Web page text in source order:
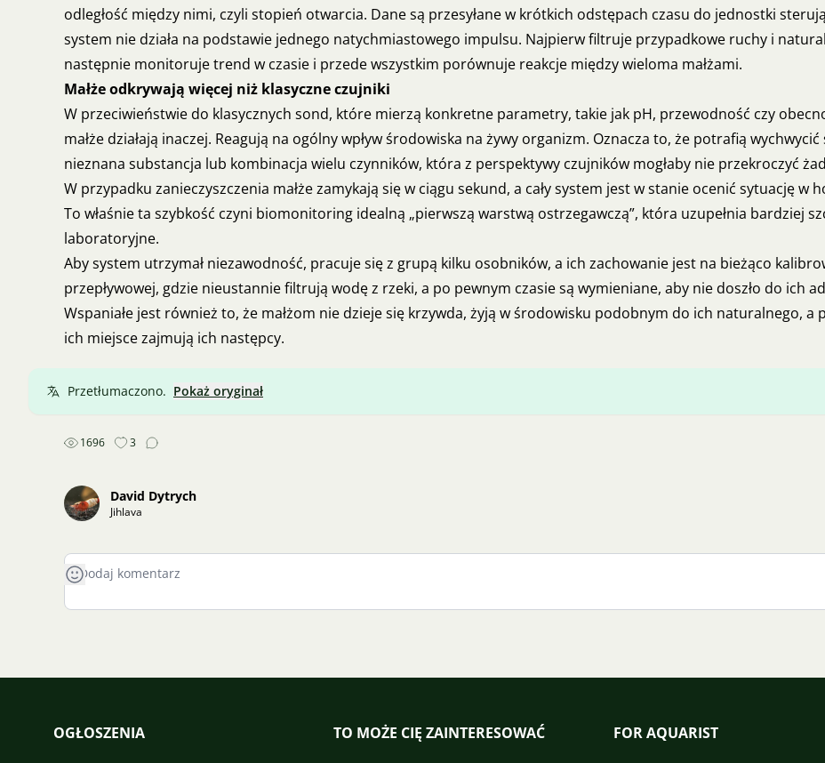
odległość między nimi, czyli stopień otwarcia. Dane są przesyłane w krótkich odstępach czasu do jednostki
system nie działa na podstawie jednego natychmiastowego impulsu. Najpierw filtruje przypadkowe ruchy i
następnie monitoruje trend w czasie i przede wszystkim porównuje reakcje między wieloma małżami.
Małże odkrywają więcej niż klasyczne czujniki
W przeciwieństwie do klasycznych sond, które mierzą konkretne parametry, takie jak pH, przewodność czy
małże działają inaczej. Reagują na ogólny wpływ środowiska na żywy organizm. Oznacza to, że potrafią
nieznana substancja lub kombinacja wielu czynników, która z perspektywy czujników mogłaby nie przekroczyć
W przypadku zanieczyszczenia małże zamykają się w ciągu sekund, a cały system jest w stanie ocenić sytuację
To właśnie ta szybkość czyni biomonitoring idealną „pierwszą warstwą ostrzegawczą”, która uzupełnia bardziej
laboratoryjne.
Aby system utrzymał niezawodność, pracuje się z grupą kilku osobników, a ich zachowanie jest na bieżąco
przepływowej, gdzie nieustannie filtrują wodę z rzeki, a po pewnym czasie są wymieniane, aby nie doszło do ich
Wspaniałe jest również to, że małżom nie dzieje się krzywda, żyją w środowisku podobnym do ich naturalnego,
ich miejsce zajmują ich następcy.
Przetłumaczono. Pokaż oryginał
1696 3
David Dytrych
Jihlava
OGŁOSZENIA TO MOŻE CIĘ ZAINTERESOWAĆ FOR AQUARIST